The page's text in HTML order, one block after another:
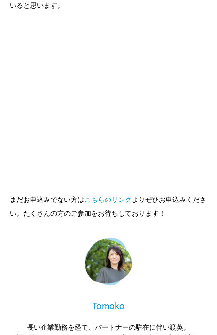
いると思います。
まだお申込みでない方はこちらのリンクよりぜひお申込みくださ
い。たくさんの方のご参加をお待ちしております！
Tomoko
長い企業勤務を経て、パートナーの駐在に伴い渡英。